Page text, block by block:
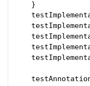
    }